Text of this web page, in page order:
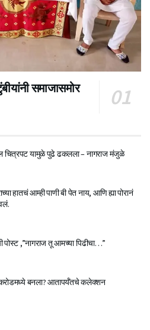
समाजासमोर
चित्रपट यामुळे पुढे ढकलला – नागराज मंजुळे
हातचं आम्ही पाणी बी पेत नाय, आणि ह्या पोरानं
,”नागराज तू आमच्या पिढीचा…”
बनला? आतापर्यँतचे कलेक्शन